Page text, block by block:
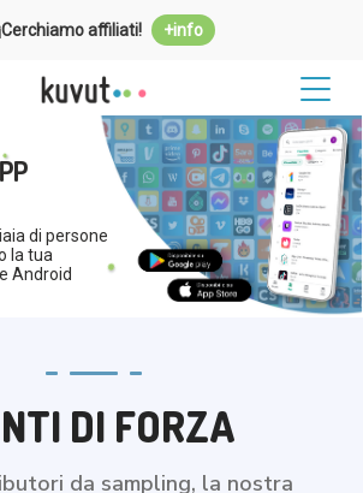
affiliati! +info
di persone
la tua
Android
DI FORZA
da sampling, la nostra